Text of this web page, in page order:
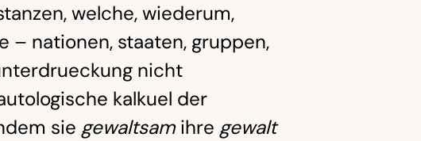
welche, wiederum,
– nationen, staaten, gruppen,
nicht
kalkuel der
sie gewaltsam ihre gewalt